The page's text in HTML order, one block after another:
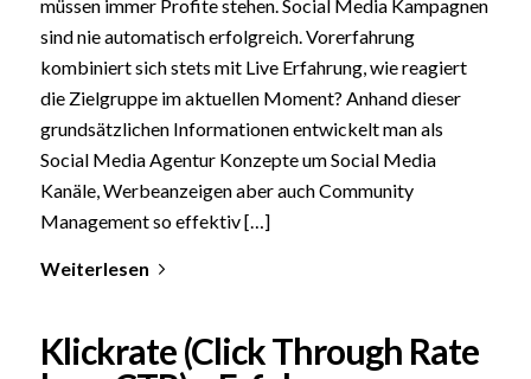
müssen immer Profite stehen. Social Media Kampagnen
sind nie automatisch erfolgreich. Vorerfahrung
kombiniert sich stets mit Live Erfahrung, wie reagiert
die Zielgruppe im aktuellen Moment? Anhand dieser
grundsätzlichen Informationen entwickelt man als
Social Media Agentur Konzepte um Social Media
Kanäle, Werbeanzeigen aber auch Community
Management so effektiv […]
Weiterlesen
Klickrate (Click Through Rate